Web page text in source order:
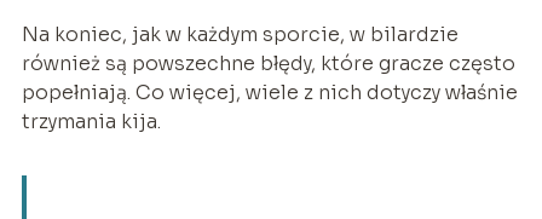
Na koniec, jak w każdym sporcie, w bilardzie
również są powszechne błędy, które gracze często
popełniają. Co więcej, wiele z nich dotyczy właśnie
trzymania kija.